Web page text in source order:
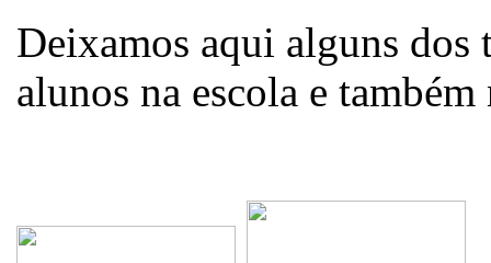
Deixamos aqui alguns dos
alunos na escola e